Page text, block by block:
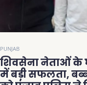
PUNJAB
शिवसेना नेताओं के
में बड़ी सफलता,